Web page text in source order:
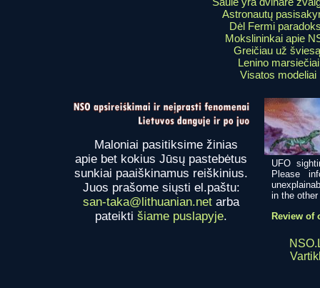
Astronautų
Dėl Fermi
Mokslininkai apie
Greičiau už
Lenino marsiečiai
Visatos modeliai
Maloniai pasitiksime žinias
apie bet kokius Jūsų pastebėtus
sunkiai paaiškinamus reiškinius.
Juos prašome siųsti el.paštu:
san-taka@lithuanian.net arba
pateikti šiame puslapyje.
UFO
Please
in the
Review of